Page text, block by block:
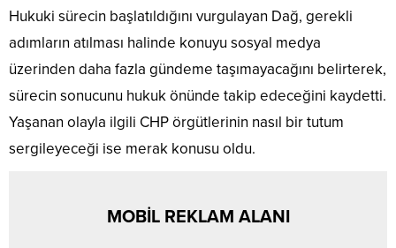
Hukuki sürecin başlatıldığını vurgulayan Dağ, gerekli
adımların atılması halinde konuyu sosyal medya
üzerinden daha fazla gündeme taşımayacağını belirterek,
sürecin sonucunu hukuk önünde takip edeceğini kaydetti.
Yaşanan olayla ilgili CHP örgütlerinin nasıl bir tutum
sergileyeceği ise merak konusu oldu.
MOBİL REKLAM ALANI